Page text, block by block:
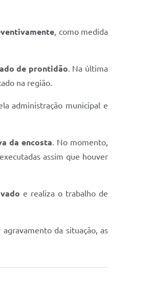
, como medida
de prontidão. Na última
na região.
administração municipal e
da encosta. No momento,
assim que houver
e realiza o trabalho de
da situação, as